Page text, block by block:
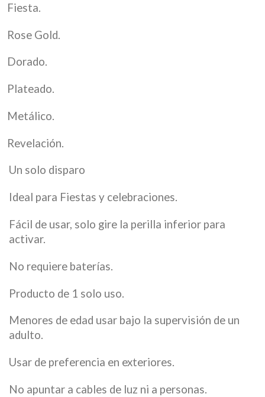
Fiesta.
Rose Gold.
Dorado.
Plateado.
Metálico.
Revelación.
Un solo disparo
Ideal para Fiestas y celebraciones.
Fácil de usar, solo gire la perilla inferior para
activar.
No requiere baterías.
Producto de 1 solo uso.
Menores de edad usar bajo la supervisión de un
adulto.
Usar de preferencia en exteriores.
No apuntar a cables de luz ni a personas.